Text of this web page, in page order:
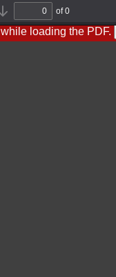
Next
of 0
loading the PDF.